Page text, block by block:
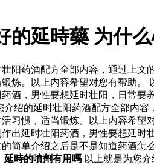
的延時藥 为什
阳药酒配方全部内容，通过上
炼。以上内容希望对您有帮助
酒，男性要想延时壮阳，日常要
介绍的延时壮阳药酒配方全部内
习惯，适当锻炼。以上内容希
出延时壮阳药酒，男性要想延时
简单介绍之后是不是知道药酒
延時的噴劑有用嗎 以上就是为您